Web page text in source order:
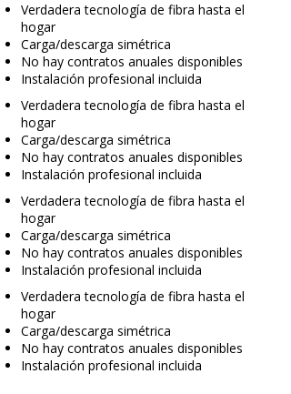
Verdadera tecnología de fibra hasta el
hogar
Carga/descarga simétrica
No hay contratos anuales disponibles
Instalación profesional incluida
Verdadera tecnología de fibra hasta el
hogar
Carga/descarga simétrica
No hay contratos anuales disponibles
Instalación profesional incluida
Verdadera tecnología de fibra hasta el
hogar
Carga/descarga simétrica
No hay contratos anuales disponibles
Instalación profesional incluida
Verdadera tecnología de fibra hasta el
hogar
Carga/descarga simétrica
No hay contratos anuales disponibles
Instalación profesional incluida